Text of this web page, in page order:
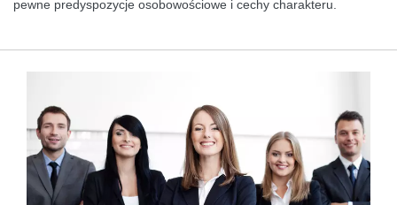
pewne predyspozycje osobowościowe i cechy charakteru.